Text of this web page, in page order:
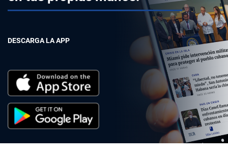
DESCARGA LA APP